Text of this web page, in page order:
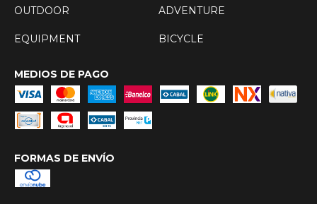
OUTDOOR
ADVENTURE
EQUIPMENT BICYCLE
MEDIOS DE PAGO
FORMAS DE ENVÍO